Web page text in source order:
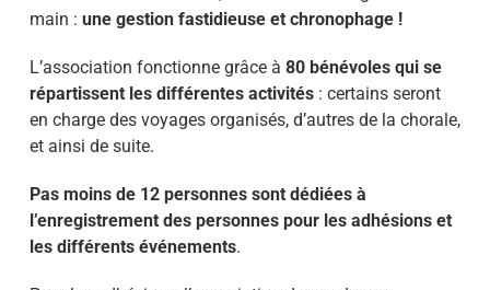
main : une gestion fastidieuse et chronophage !
L’association fonctionne grâce à 80 bénévoles qui se
répartissent les différentes activités: certains seront
en charge des voyages organisés, d’autres de la chorale,
et ainsi de suite.
Pas moins de 12 personnes sont dédiées à
l’enregistrement des personnes pour les adhésions et
les différents événements.